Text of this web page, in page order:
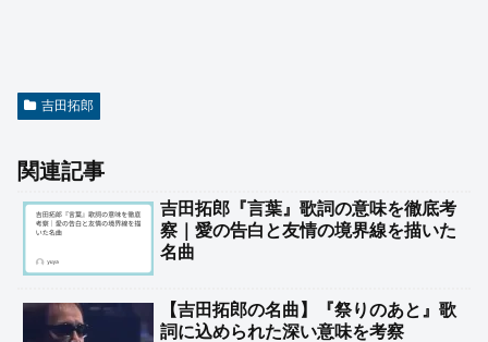
吉田拓郎
関連記事
吉田拓郎『言葉』歌詞の意味を徹底考
察｜愛の告白と友情の境界線を描いた
名曲
【吉田拓郎の名曲】『祭りのあと』歌
詞に込められた深い意味を考察